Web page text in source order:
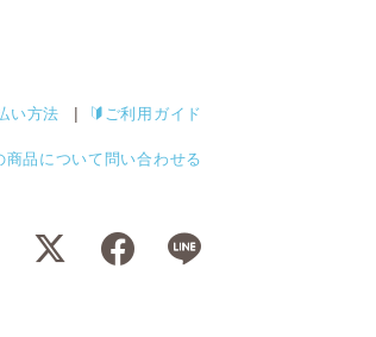
い方法 ご利用ガイド
商品について問い合わせる